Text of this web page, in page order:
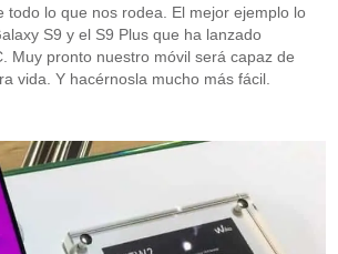
todo lo que nos rodea. El mejor ejemplo lo
S9 y el S9 Plus que ha lanzado
Muy pronto nuestro móvil será capaz de
vida. Y hacérnosla mucho más fácil.